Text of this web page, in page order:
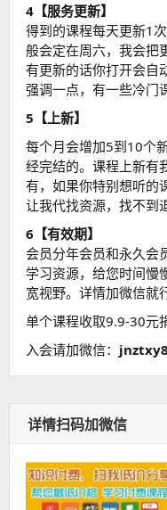
4【服务更新】
得到的课程每天更新1
般会定在周六，我会把
有更新的话你打开会自
强调一点，有一些冷门
5【上新】
每个月会增加5到10个
经完结的。课程上新有
有，如果你特别想听的
让我代找资源，找不到
6【有效期】
会员分年会员和永久会
学习资源，给您时间慢
宽视野。详情加微信就
单个课程收取9.9-30元
入会请加微信：
详情扫码加微信